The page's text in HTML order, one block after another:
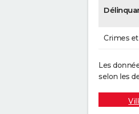
Crimes
Les
selon les